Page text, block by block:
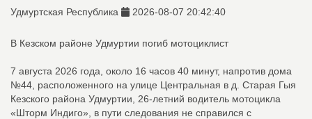
Удмуртская Республика 2026-08-07 20:42:40
В Кезском районе Удмуртии погиб мотоциклист
7 августа 2026 года, около 16 часов 40 минут, напротив дома
№44, расположенного на улице Центральная в д. Старая Гыя
Кезского района Удмуртии, 26-летний водитель мотоцикла
«Шторм Индиго», в пути следования не справился с